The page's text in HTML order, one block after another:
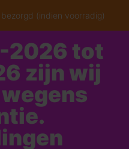
(indien voorradig)
2026 tot
zijn wij